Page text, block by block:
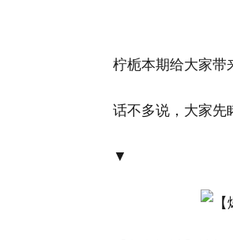
柠栀本期给大家带
话不多说，大家先
▼